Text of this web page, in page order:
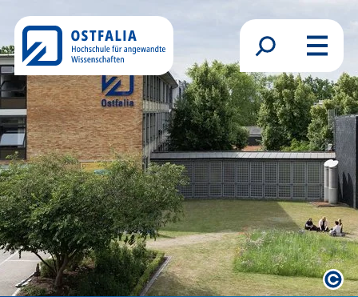
Suchformular
Menü